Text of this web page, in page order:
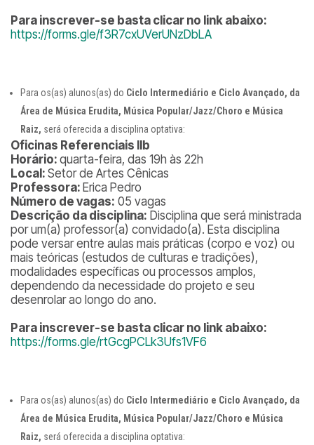
Para inscrever-se basta clicar no link abaixo:
https://forms.gle/f3R7cxUVerUNzDbLA
Para os(as) alunos(as) do Ciclo Intermediário e Ciclo Avançado, da
Área de Música Erudita, Música Popular/Jazz/Choro e Música
Raiz, será oferecida a disciplina optativa:
Oficinas Referenciais IIb
Horário: quarta-feira, das 19h às 22h
Local: Setor de Artes Cênicas
Professora: Erica Pedro
Número de vagas: 05 vagas
Descrição da disciplina: Disciplina que será ministrada
por um(a) professor(a) convidado(a). Esta disciplina
pode versar entre aulas mais práticas (corpo e voz) ou
mais teóricas (estudos de culturas e tradições),
modalidades específicas ou processos amplos,
dependendo da necessidade do projeto e seu
desenrolar ao longo do ano.
Para inscrever-se basta clicar no link abaixo:
https://forms.gle/rtGcgPCLk3Ufs1VF6
Para os(as) alunos(as) do Ciclo Intermediário e Ciclo Avançado, da
Área de Música Erudita, Música Popular/Jazz/Choro e Música
Raiz, será oferecida a disciplina optativa: